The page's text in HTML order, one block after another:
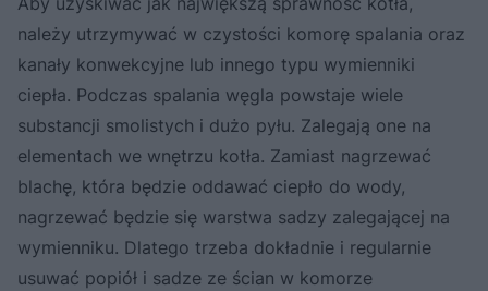
należy utrzymywać w czystości komorę spalania oraz
kanały konwekcyjne lub innego typu wymienniki
ciepła. Podczas spalania węgla powstaje wiele
substancji smolistych i dużo pyłu. Zalegają one na
elementach we wnętrzu kotła. Zamiast nagrzewać
blachę, która będzie oddawać ciepło do wody,
nagrzewać będzie się warstwa sadzy zalegającej na
wymienniku. Dlatego trzeba dokładnie i regularnie
usuwać popiół i sadze ze ścian w komorze